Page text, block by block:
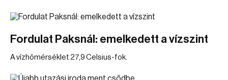
Fordulat Paksnál: emelkedett a vízszint
A vízhőmérséklet 27,9 Celsius-fok.